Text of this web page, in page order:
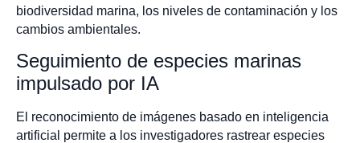
biodiversidad marina, los niveles de contaminación y los
cambios ambientales.
Seguimiento de especies marinas
impulsado por IA
El reconocimiento de imágenes basado en inteligencia
artificial permite a los investigadores rastrear especies